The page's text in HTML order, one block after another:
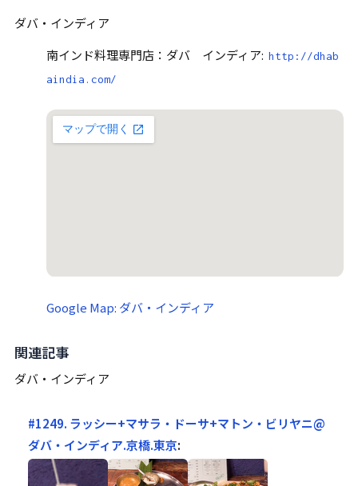
ダバ・インディア
南インド料理専門店：ダバ インディア: http://dhab
aindia.com/
Google Map: ダバ・インディア
関連記事
ダバ・インディア
#1249. ラッシー+マサラ・ドーサ+マトン・ビリヤニ@
ダバ・インディア.京橋.東京: